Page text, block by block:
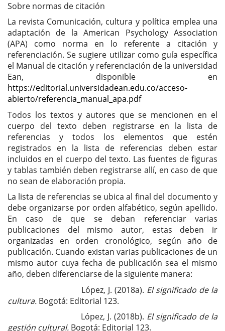
Sobre normas de citación
La revista Comunicación, cultura y política emplea una
adaptación de la American Psychology Association
(APA) como norma en lo referente a citación y
referenciación. Se sugiere utilizar como guía específica
el Manual de citación y referenciación de la universidad
Ean, disponible en
https://editorial.universidadean.edu.co/acceso-
abierto/referencia_manual_apa.pdf
Todos los textos y autores que se mencionen en el
cuerpo del texto deben registrarse en la lista de
referencias y todos los elementos que estén
registrados en la lista de referencias deben estar
incluidos en el cuerpo del texto. Las fuentes de figuras
y tablas también deben registrarse allí, en caso de que
no sean de elaboración propia.
La lista de referencias se ubica al final del documento y
debe organizarse por orden alfabético, según apellido.
En caso de que se deban referenciar varias
publicaciones del mismo autor, estas deben ir
organizadas en orden cronológico, según año de
publicación. Cuando existan varias publicaciones de un
mismo autor cuya fecha de publicación sea el mismo
año, deben diferenciarse de la siguiente manera:
López, J. (2018a). El significado de la
cultura. Bogotá: Editorial 123.
López, J. (2018b). El significado de la
gestión cultural. Bogotá: Editorial 123.